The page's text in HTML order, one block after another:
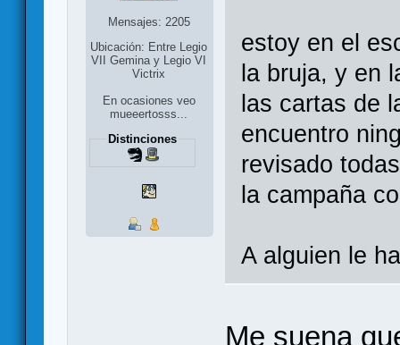
Mensajes: 2205
Ubicación: Entre Legio
VII Gemina y Legio VI
Victrix
En ocasiones veo
mueeertosss...
Distinciones
estoy en el
la bruja, y en
las cartas de
encuentro
revisado
la campaña
A alguien le
Me suena